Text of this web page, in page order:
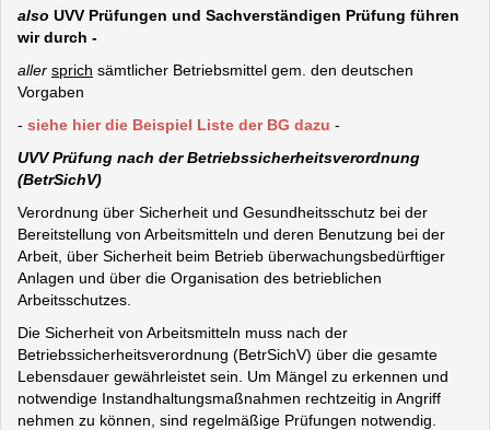
also UVV Prüfungen und Sachverständigen Prüfung führen
wir durch -
aller sprich sämtlicher Betriebsmittel gem. den deutschen
Vorgaben
- siehe hier die Beispiel Liste der BG dazu -
UVV Prüfung nach der Betriebssicherheitsverordnung
(BetrSichV)
Verordnung über Sicherheit und Gesundheitsschutz bei der
Bereitstellung von Arbeitsmitteln und deren Benutzung bei der
Arbeit, über Sicherheit beim Betrieb überwachungsbedürftiger
Anlagen und über die Organisation des betrieblichen
Arbeitsschutzes.
Die Sicherheit von Arbeitsmitteln muss nach der
Betriebssicherheitsverordnung (BetrSichV) über die gesamte
Lebensdauer gewährleistet sein. Um Mängel zu erkennen und
notwendige Instandhaltungsmaßnahmen rechtzeitig in Angriff
nehmen zu können, sind regelmäßige Prüfungen notwendig.